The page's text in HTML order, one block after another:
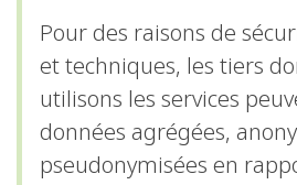
Pour des raisons de
et techniques, les tiers
utilisons les services
données agrégées,
pseudonymisées en